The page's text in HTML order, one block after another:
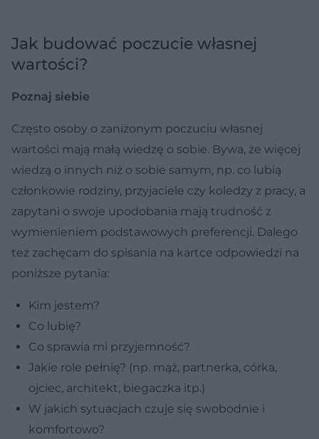
Jak budować poczucie własnej
wartości?
Poznaj siebie
Często osoby o zaniżonym poczuciu własnej
wartości mają małą wiedzę o sobie. Bywa, że więcej
wiedzą o innych niż o sobie samym, np. co lubią
członkowie rodziny, przyjaciele czy koledzy z pracy, a
zapytani o swoje upodobania mają trudność z
wymienieniem podstawowych preferencji. Dalego
też zachęcam do spisania na kartce odpowiedzi na
poniższe pytania:
Kim jestem?
Co lubię?
Co sprawia mi przyjemność?
Jakie role pełnię? (np. mąż, partnerka, córka,
ojciec, architekt, biegaczka itp.)
W jakich sytuacjach czuje się swobodnie i
komfortowo?